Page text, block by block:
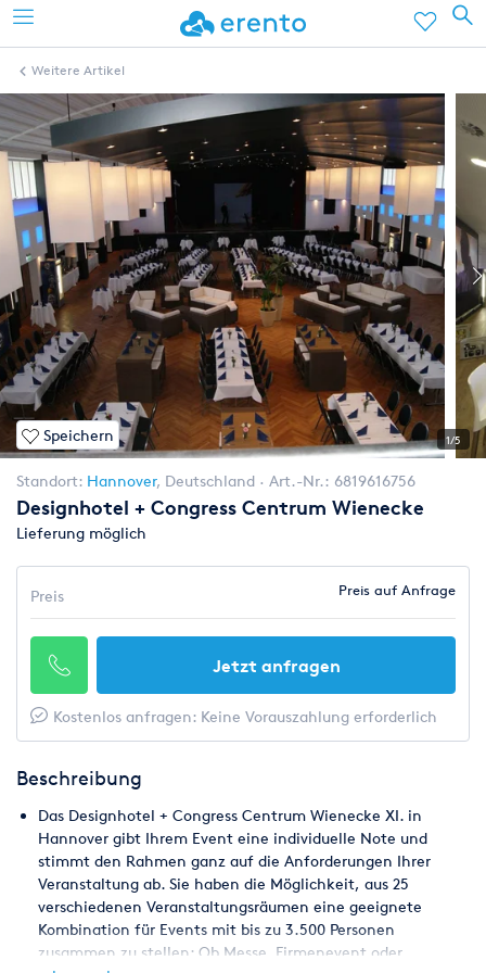
Weitere Artikel
Speichern 1/5
Standort: Hannover, Deutschland Art.-Nr.: 6819616756
Designhotel + Congress Centrum Wienecke
Lieferung möglich
Preis Preis auf Anfrage
Jetzt anfragen
Kostenlos anfragen: Keine Vorauszahlung erforderlich
Beschreibung
Das Designhotel + Congress Centrum Wienecke XI. in
Hannover gibt Ihrem Event eine individuelle Note und
stimmt den Rahmen ganz auf die Anforderungen Ihrer
Veranstaltung ab. Sie haben die Möglichkeit, aus 25
verschiedenen Veranstaltungsräumen eine geeignete
Kombination für Events mit bis zu 3.500 Personen
zusammen zu stellen: Ob Messe, Firmenevent oder